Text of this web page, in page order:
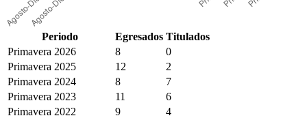
Periodo Egresados Titulados
Primavera 2026
8
0
Primavera 2025
12
2
Primavera 2024
8
7
Primavera 2023
11
6
Primavera 2022
9
4